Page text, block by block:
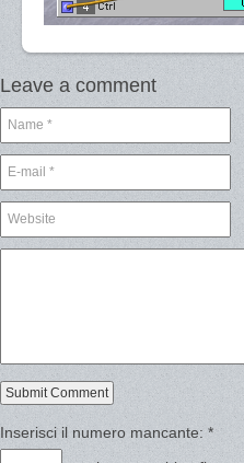
Leave a comment
Inserisci il numero mancante: *